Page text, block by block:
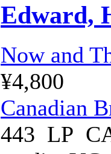
Edward,
Now and
¥4,800
Canadian
443 LP